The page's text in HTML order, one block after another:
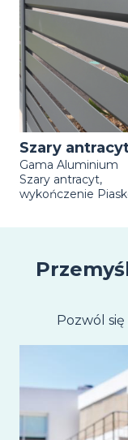
Szary
Gama Aluminium
Szary antracyt,
wykończenie
Pozwól